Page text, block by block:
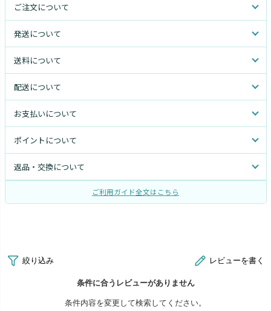
ご注文について
発送について
送料について
配送について
お支払いについて
ポイントについて
返品・交換について
ご利用ガイド全文はこちら